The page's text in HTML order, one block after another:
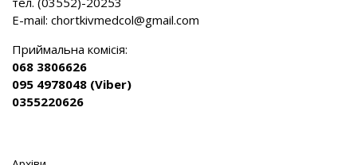
E-mail: chortkivmedcol@gmail.com
Приймальна комісія:
068 3806626
095 4978048 (Viber)
0355220626